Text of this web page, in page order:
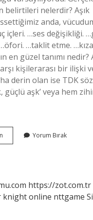
belirtileri nelerdir? Aşık
anda,
içleri. …ses değişikliği.
…taklit etme.
en güzel tanımı
kişilerarası bir ilişki
derin olan ise TDK
güçlü aşk’ veya hem
Nedir
Yorum Bırak
https://zot.com.tr
knight online nttgame